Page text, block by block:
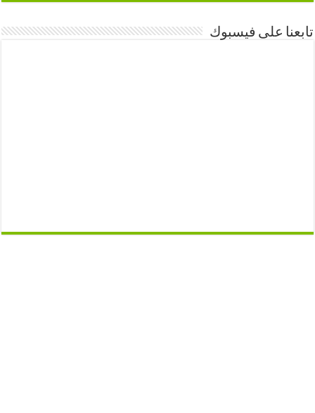
تابعنا على فيسبوك